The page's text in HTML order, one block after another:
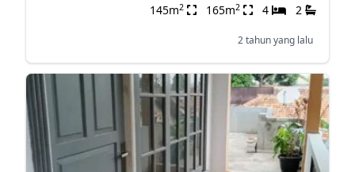
145m2 165m2 4 2
2 tahun yang lalu